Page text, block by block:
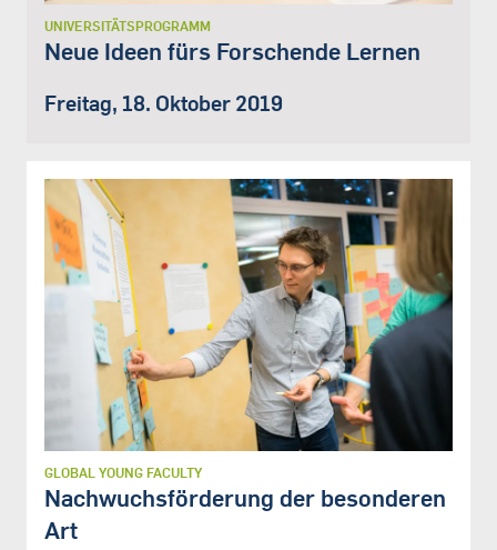
UNIVERSITÄTSPROGRAMM
Neue Ideen fürs Forschende Lernen
Freitag, 18. Oktober 2019
GLOBAL YOUNG FACULTY
Nachwuchsförderung der besonderen
Art